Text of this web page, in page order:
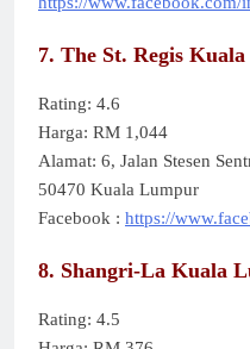
7. The St. Regis
Rating: 4.6
Harga: RM 1,044
Alamat: 6, Jalan Stesen
50470 Kuala Lumpur
Facebook : https://
8. Shangri-La Kuala
Rating: 4.5